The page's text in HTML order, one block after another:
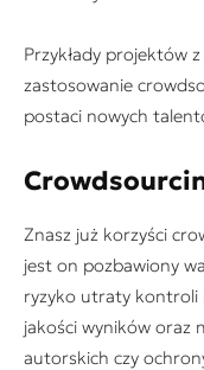
Przykłady projektów
zastosowanie
postaci nowych
Znasz już korzyści
jest on pozbawiony
ryzyko utraty kontroli
jakości wyników oraz
autorskich czy